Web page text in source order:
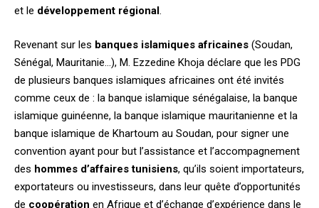
et le développement régional.
Revenant sur les banques islamiques africaines (Soudan,
Sénégal, Mauritanie…), M. Ezzedine Khoja déclare que les PDG
de plusieurs banques islamiques africaines ont été invités
comme ceux de : la banque islamique sénégalaise, la banque
islamique guinéenne, la banque islamique mauritanienne et la
banque islamique de Khartoum au Soudan, pour signer une
convention ayant pour but l’assistance et l’accompagnement
des hommes d’affaires tunisiens, qu’ils soient importateurs,
exportateurs ou investisseurs, dans leur quête d’opportunités
de coopération en Afrique et d’échange d’expérience dans le